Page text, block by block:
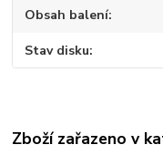
Obsah balení
Stav disku
Zboží zařazeno v